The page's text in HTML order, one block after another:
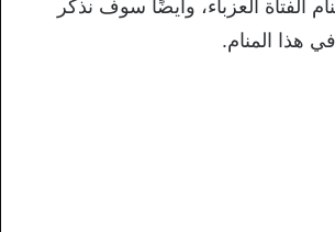
الفتاة العزباء، وايضًا سوف نذكر
هذا المنام.